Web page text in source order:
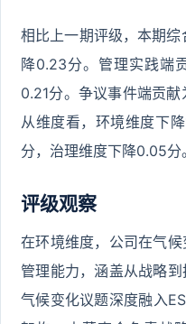
相比上一期评级，本期
降0.23分。管理实践端
0.21分。争议事件端贡献
从维度看，环境维度下
分，治理维度下降0.05分。
评级观察
在环境维度，公司在气
管理能力，涵盖从战略
气候变化议题深度融入